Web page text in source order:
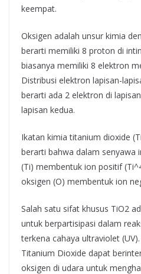
keempat.
Oksigen adalah unsur kimia
berarti memiliki 8 proton di
biasanya memiliki 8 elektron
Distribusi elektron lapisan-
berarti ada 2 elektron di
lapisan kedua.
Ikatan kimia titanium dioxide
berarti bahwa dalam senyawa
(Ti) membentuk ion positif
oksigen (O) membentuk ion
Salah satu sifat khusus TiO2
untuk berpartisipasi dalam
terkena cahaya ultraviolet
Titanium Dioxide dapat
oksigen di udara untuk